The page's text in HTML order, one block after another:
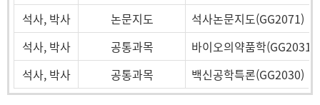
석사, 박사
논문지도
석사논문지도(GG2071)
석사, 박사
공통과목
바이오의약품학(GG2031)
석사, 박사
공통과목 백신공학특론(GG2030)